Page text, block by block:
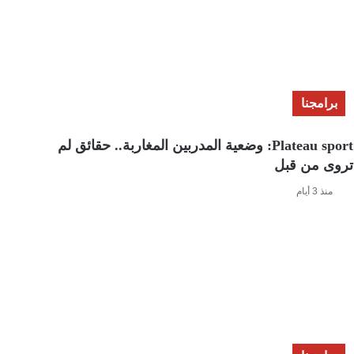
برامجنا
Plateau sport: وضعية المدربين المغاربة.. حقائق لم
تروى من قبل
منذ 3 أيام